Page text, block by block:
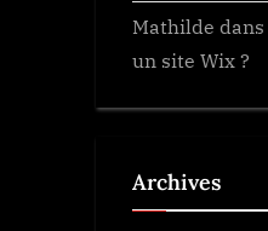
Mathilde dans
un site Wix ?
Archives